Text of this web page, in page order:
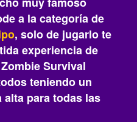
a la categoría de
, solo de jugarlo te
experiencia de
Survival
teniendo un
alta para todas las